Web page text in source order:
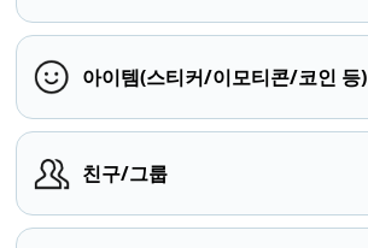
아이템(스티커/이모티콘/코인 등)
친구/그룹